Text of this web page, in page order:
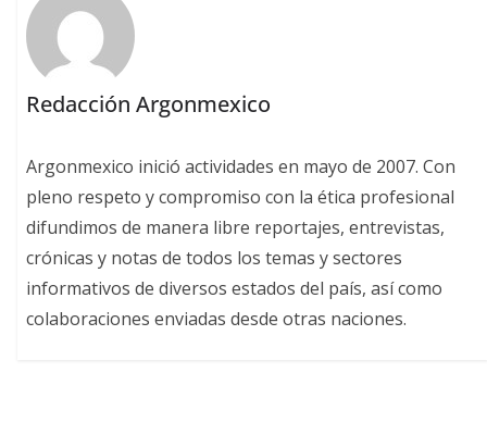
Redacción Argonmexico
Argonmexico inició actividades en mayo de 2007. Con
pleno respeto y compromiso con la ética profesional
difundimos de manera libre reportajes, entrevistas,
crónicas y notas de todos los temas y sectores
informativos de diversos estados del país, así como
colaboraciones enviadas desde otras naciones.